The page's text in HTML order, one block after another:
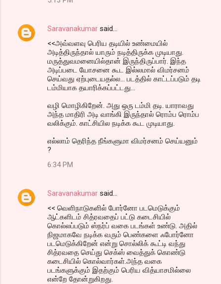
Saravanakumar said…
<<அவ்வளவு பெரிய தடியில் உண்மையில்
அடித்திருந்தால் யாரும் நடித்திருக்க முடியாது.
மருத்துவமனையில்தான் இருந்திருப்பார். இந்த
அடிப்படை யோசனை கூட இல்லமால் விமர்சனம்
செய்வது ஏற்புடையதல்ல... படத்தில் காட்டப்படும் தடி
டம்மியாக தயாரிக்கப்பட்டது...
வழி மொழிகிறேன். அது ஒரு டம்மி தடி. யாராவது
அந்த மாதிரி அடி வாங்கி இருந்தால் ரொம்ப ரொம்ப
வலிக்கும். காட்சியில நடிக்க கூட முடியாது.
எல்லாம் தெரிந்த நீங்களுமா விமர்சனம் செய்யனும்
?
6:34 PM
Saravanakumar said…
<< வெளிநாடுகளில் போர்னோ படமெடுக்கும்
ஆட்களிடம் சித்ரவதைப் பட்டு கடைசியில்
கொல்லப்படும் ஸ்நர்ப் வகை படங்கள் உண்டு. அதில்
நிஜமாகவே நடிக்க வரும் பெண்களை ஃபோர்னோ
படமெடுக்கிறேன் என்று சொல்லிக் கூட்டி வந்து
சித்ரவதை செய்து செக்ஸ் வைத்துக் கொண்டு
கடைசியில் கொல்வார்கள்.அந்த வகை
படங்களுக்கும் இதற்கும் பெரிய வித்யாசமில்லை
என்றே தோன்றுகிறது.